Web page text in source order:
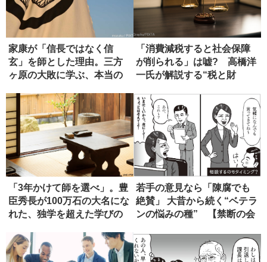
家康が「信長ではなく信
玄」を師とした理由。三方
ヶ原の大敗に学ぶ、本当の
「消費減税すると社会保障
が削られる」は嘘? 高橋洋
一氏が解説する“税と財
「3年かけて師を選べ」。豊
臣秀長が100万石の大名にな
れた、独学を超えた学びの
若手の意見なら「陳腐でも
絶賛」 大昔から続く“ベテラ
ンの悩みの種” 【禁断の会